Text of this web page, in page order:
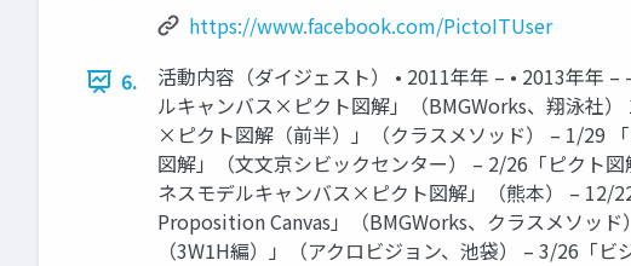
https://www.facebook.com/PictoITUser
6.
活動内容（ダイジェスト） • 2011年年 – • 2013年年
ルキャンバス×ピクト図解」（BMGWorks、翔泳社
×ピクト図解（前半）」（クラスメソッド） – 1/29
図解」（⽂文京シビックセンター） – 2/26「ピクト
ネスモデルキャンバス×ピクト図解」（熊本） – 12/
Proposition Canvas」（BMGWorks、クラスメソッ
（3W1H編）」（アクロビジョン、池袋） – 3/26「